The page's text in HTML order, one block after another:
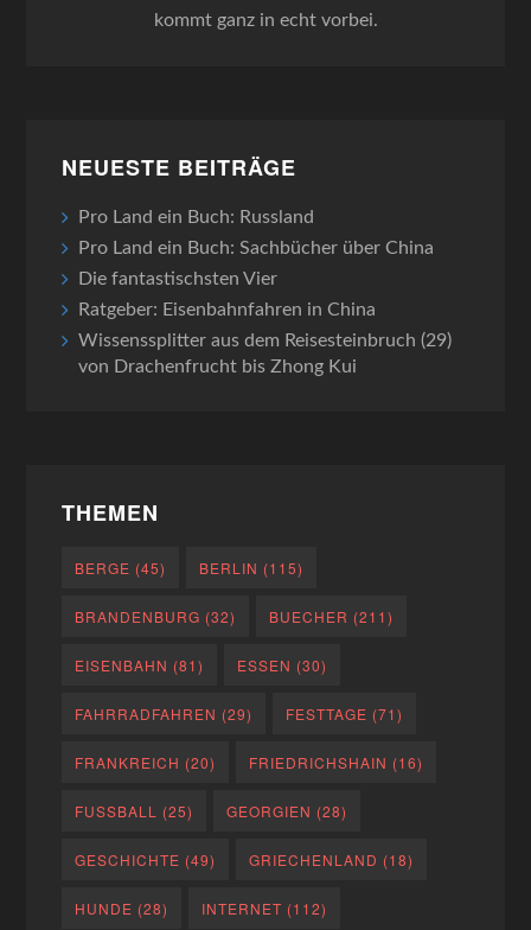
kommt ganz in echt vorbei.
NEUESTE BEITRÄGE
Pro Land ein Buch: Russland
Pro Land ein Buch: Sachbücher über China
Die fantastischsten Vier
Ratgeber: Eisenbahnfahren in China
Wissenssplitter aus dem Reisesteinbruch (29)
von Drachenfrucht bis Zhong Kui
THEMEN
BERGE (45) BERLIN (115)
BRANDENBURG (32) BUECHER (211)
EISENBAHN (81) ESSEN (30)
FAHRRADFAHREN (29) FESTTAGE (71)
FRANKREICH (20) FRIEDRICHSHAIN (16)
FUSSBALL (25) GEORGIEN (28)
GESCHICHTE (49) GRIECHENLAND (18)
HUNDE (28) INTERNET (112)